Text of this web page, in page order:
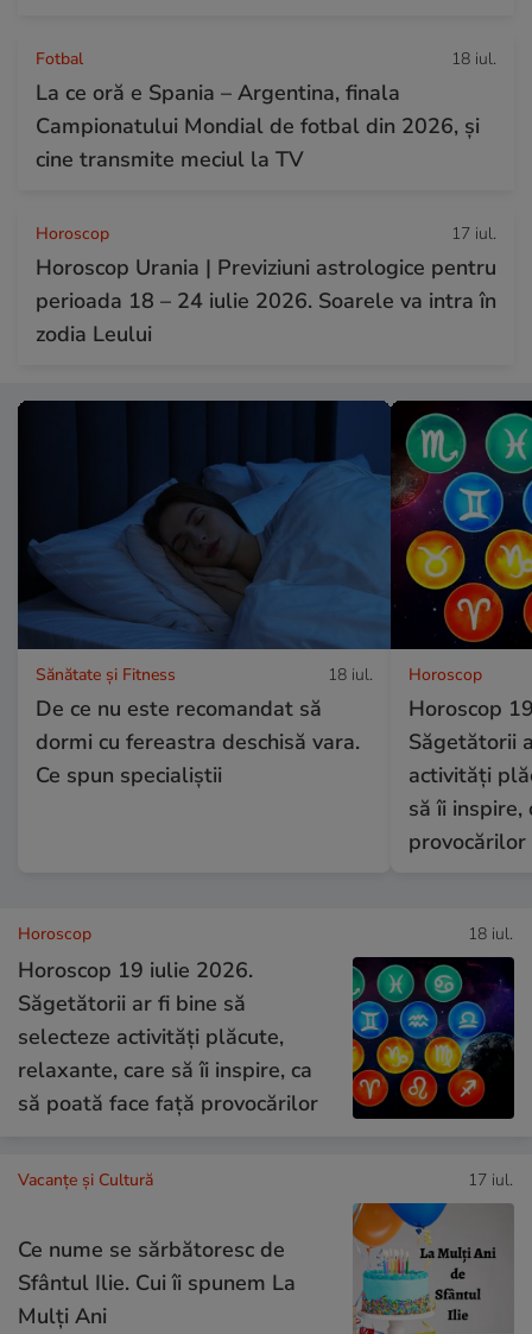
Fotbal 18 iul.
La ce oră e Spania – Argentina, finala
Campionatului Mondial de fotbal din 2026, și
cine transmite meciul la TV
Horoscop 17 iul.
Horoscop Urania | Previziuni astrologice pentru
perioada 18 – 24 iulie 2026. Soarele va intra în
zodia Leului
Sănătate și Fitness 18 iul.
De ce nu este recomandat să
dormi cu fereastra deschisă vara.
Ce spun specialiștii
Horoscop
Horoscop
Săgetătorii
activități
să îi inspire,
provocărilor
Horoscop 18 iul.
Horoscop 19 iulie 2026.
Săgetătorii ar fi bine să
selecteze activități plăcute,
relaxante, care să îi inspire, ca
să poată face față provocărilor
Vacanțe și Cultură 17 iul.
Ce nume se sărbătoresc de
Sfântul Ilie. Cui îi spunem La
Mulți Ani